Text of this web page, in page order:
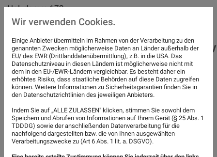
Holzdamm 172
28279 Bremen
Verbraucherstreitbeilegungs-/
Wir nehmen an keinem Streitbeilegungsverfahren vor
einer Verbraucherschlichtungsstelle teil.
Haftungsausschluss
Haftung für Inhalte
Alle Inhalte unseres Internetauftritts wurden mit
größter Sorgfalt und nach bestem Gewissen erstellt.
Wir verwenden Cookies.
Einige Anbieter übermitteln im Rahmen von der Verarbeitung zu den
genannten Zwecken möglicherweise Daten an Länder außerhalb der
EU/ des EWR (Drittlanddatenübermittlung), z.B. in die USA. Das
Datenschutzniveau in diesen Ländern ist möglicherweise nicht mit
dem in den EU-/EWR-Ländern vergleichbar. Es besteht daher ein
erhöhtes Risiko, dass staatliche Behörden auf diese Daten zugreifen
können. Weitere Informationen zu Sicherheitsgarantien finden Sie in
den Datenschutzrichtlinien des jeweiligen Anbieters.
Indem Sie auf „ALLE ZULASSEN" klicken, stimmen Sie sowohl dem
Speichern und Abrufen von Informationen auf Ihrem Gerät (§ 25 Abs. 1
TDDDG) sowie der anschließenden Datenverarbeitung für die
nachfolgend dargestellten bzw. die von Ihnen ausgewählten
Verarbeitungszwecke zu (Art 6 Abs. 1 lit. a. DSGVO).